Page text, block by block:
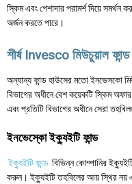
স্কিম এবং পেশাদার পরামর্শ দিয়ে সমর্থন
অর্জন করতে পারে।
শীর্ষ Invesco মিউচুয়াল
অন্যান্য ফান্ড হাউসের মতো ইনভেসকো
বিভাগের অধীনে বেশ কয়েকটি স্কিম
এবং প্রতিটি বিভাগের অধীনে সেরা
ইনভেস্কো ইক্যুইটি ফান্ড
ইক্যুইটি ফান্ড বিভিন্ন কোম্পানির
করুন। ইক্যুইটি তহবিলের আয় স্থির নয়